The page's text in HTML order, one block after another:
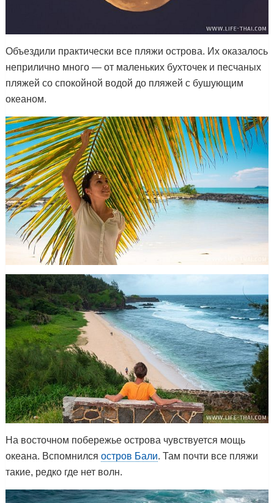
Объездили практически все пляжи острова. Их оказалось
неприлично много — от маленьких бухточек и песчаных
пляжей со спокойной водой до пляжей с бушующим
океаном.
На восточном побережье острова чувствуется мощь
океана. Вспомнился остров Бали. Там почти все пляжи
такие, редко где нет волн.